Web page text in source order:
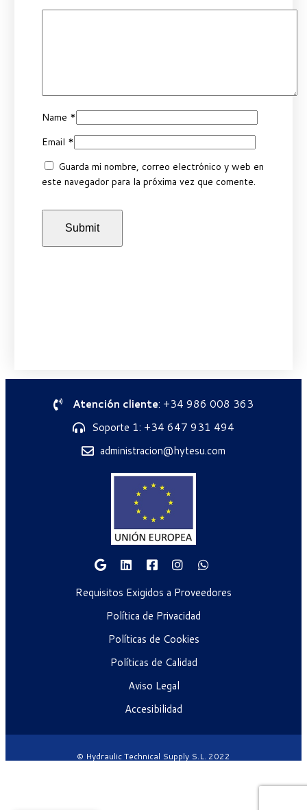
Name *
Email *
Guarda mi nombre, correo electrónico y web en
este navegador para la próxima vez que comente.
Atención cliente: +34 986 008 363
Soporte 1: +34 647 931 494
administracion@hytesu.com
Requisitos Exigidos a Proveedores
Política de Privacidad
Políticas de Cookies
Políticas de Calidad
Aviso Legal
Accesibilidad
© Hydraulic Technical Supply S.L. 2022